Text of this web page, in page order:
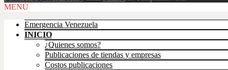
Scroll
MENÚ
Emergencia Venezuela
INICIO
¿Quienes somos?
Publicaciones de tiendas y empresas
Costos publicaciones